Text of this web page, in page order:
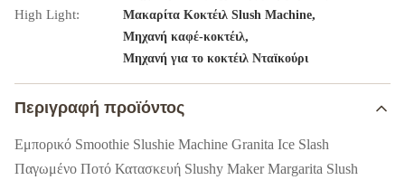
High Light:
Μακαρίτα Κοκτέιλ Slush Machine,
Μηχανή καφέ-κοκτέιλ,
Μηχανή για το κοκτέιλ Νταϊκούρι
Περιγραφή προϊόντος
Εμπορικό Smoothie Slushie Machine Granita Ice Slash
Παγωμένο Ποτό Κατασκευή Slushy Maker Margarita Slush